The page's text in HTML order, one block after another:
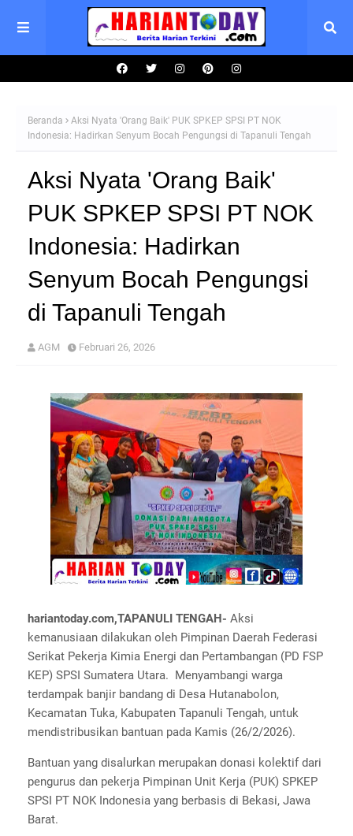
Beranda
Aksi Nyata 'Orang Baik' PUK SPKEP SPSI PT NOK
Indonesia: Hadirkan Senyum Bocah Pengungsi di Tapanuli Tengah
Aksi Nyata 'Orang Baik'
PUK SPKEP SPSI PT NOK
Indonesia: Hadirkan
Senyum Bocah Pengungsi
di Tapanuli Tengah
AGM Februari 26, 2026
hariantoday.com,TAPANULI TENGAH- Aksi
kemanusiaan dilakukan oleh Pimpinan Daerah Federasi
Serikat Pekerja Kimia Energi dan Pertambangan (PD FSP
KEP) SPSI Sumatera Utara. Menyambangi warga
terdampak banjir bandang di Desa Hutanabolon,
Kecamatan Tuka, Kabupaten Tapanuli Tengah, untuk
mendistribusikan bantuan pada Kamis (26/2/2026).
Bantuan yang disalurkan merupakan donasi kolektif dari
pengurus dan pekerja Pimpinan Unit Kerja (PUK) SPKEP
SPSI PT NOK Indonesia yang berbasis di Bekasi, Jawa
Barat.